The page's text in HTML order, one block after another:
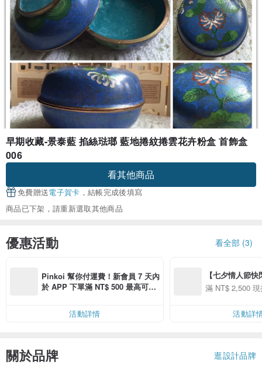
早期收藏-景泰藍 掐絲琺瑯 藍地捲紋捲雲花卉粉盒 首飾盒
006
看其他商品
免費贈送電子賀卡 ，結帳完成後填寫
商品已下架，請重新選取其他商品
優惠活動 看全部 (3)
Pinkoi 幫你付運費！新會員 7 天內
於 APP 下單滿 NT$ 500 最高可折
活動詳情
【七夕情人節
用 APP 購買任
00 現折 NT$100
滿 NT$ 2,500
活動詳
關於品牌 逛設計品牌